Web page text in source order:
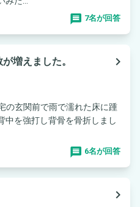
7名が回答
増えました。
navigate_next
玄関前で雨で濡れた床に踵
中を強打し背骨を骨折しまし
6名が回答
navigate_next